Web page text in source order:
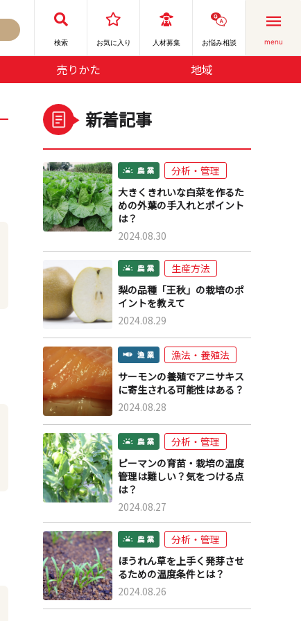
検索 お気に⼊り 人材募集 お悩み相談 menu
売りかた 地域
新着記事
分析・管理
大きくきれいな白菜を作るた
めの外葉の手入れとポイント
は？
2024.08.30
生産方法
梨の品種「王秋」の栽培のポ
イントを教えて
2024.08.29
漁法・養殖法
サーモンの養殖でアニサキス
に寄生される可能性はある？
2024.08.28
分析・管理
ピーマンの育苗・栽培の温度
管理は難しい？気をつける点
は？
2024.08.27
分析・管理
ほうれん草を上手く発芽させ
るための温度条件とは？
2024.08.26